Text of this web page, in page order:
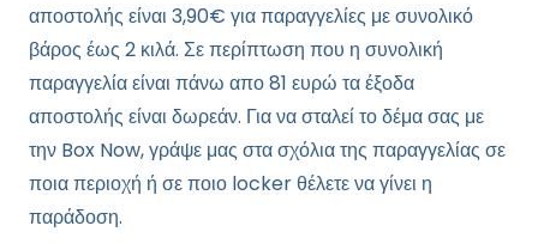
αποστολής είναι 3,90€ για παραγγελίες με συνολικό
βάρος έως 2 κιλά. Σε περίπτωση που η συνολική
παραγγελία είναι πάνω απο 81 ευρώ τα έξοδα
αποστολής είναι δωρεάν. Για να σταλεί το δέμα σας με
την Box Now, γράψε μας στα σχόλια της παραγγελίας σε
ποια περιοχή ή σε ποιο locker θέλετε να γίνει η
παράδοση.